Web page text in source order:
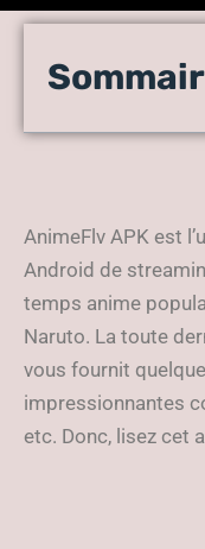
AnimeFlv
AnimeFlv APK est
Android de
temps anime
Naruto. La toute
vous fournit
impressionnantes
etc. Donc, lisez cet